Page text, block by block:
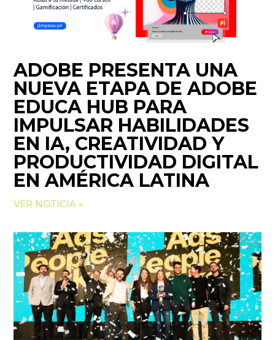
ADOBE PRESENTA UNA
NUEVA ETAPA DE ADOBE
EDUCA HUB PARA
IMPULSAR HABILIDADES
EN IA, CREATIVIDAD Y
PRODUCTIVIDAD DIGITAL
EN AMÉRICA LATINA
VER NOTICIA »